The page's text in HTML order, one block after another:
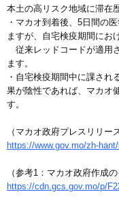
本土の高リスク地域に滞在
・マカオ到着後、5日間の
ますが、自宅検疫期間にお
従来レッドコードが適用
ます。
・自宅検疫期間中に課され
果が陰性であれば、マカオ
す。
（マカオ政府プレスリリー
https://www.gov.mo/zh-
（参考1：マカオ政府作成
https://cdn.gcs.gov.mo/p/